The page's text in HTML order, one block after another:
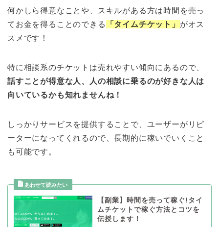
何かしら得意なことや、スキルがある方は時間を売っ
てお金を得ることのできる
「タイムチケット」 がオス
スメです！
特に相談系のチケットは売れやすい傾向にあるので、
話すことが得意な人、人の相談に乗るのが好きな人は
向いているかも知れませんね！
しっかりサービスを提供することで、ユーザーがリピ
ーターになってくれるので、長期的に稼いでいくこと
も可能です。
【副業】時間を売って稼ぐ!タイ
ムチケットで稼ぐ方法とコツを
伝授します！